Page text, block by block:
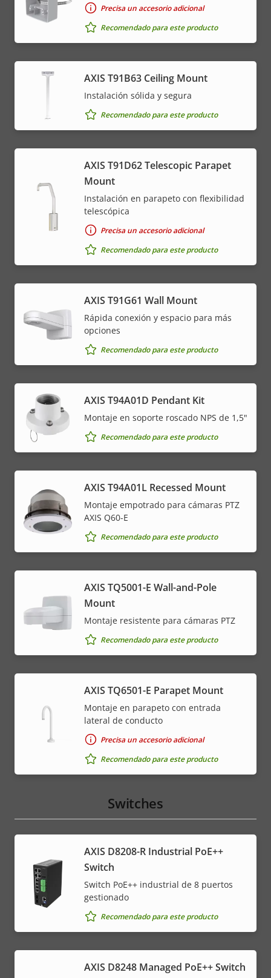
Precisa un accesorio adicional
Recomendado para este producto
AXIS T91B63 Ceiling Mount
Instalación sólida y segura
Recomendado para este producto
AXIS T91D62 Telescopic Parapet
Mount
Instalación en parapeto con flexibilidad
telescópica
Precisa un accesorio adicional
Recomendado para este producto
AXIS T91G61 Wall Mount
Rápida conexión y espacio para más
opciones
Recomendado para este producto
AXIS T94A01D Pendant Kit
Montaje en soporte roscado NPS de 1,5"
Recomendado para este producto
AXIS T94A01L Recessed Mount
Montaje empotrado para cámaras PTZ
AXIS Q60-E
Recomendado para este producto
AXIS TQ5001-E Wall-and-Pole
Mount
Montaje resistente para cámaras PTZ
Recomendado para este producto
AXIS TQ6501-E Parapet Mount
Montaje en parapeto con entrada
lateral de conducto
Precisa un accesorio adicional
Recomendado para este producto
Switches
AXIS D8208-R Industrial PoE++
Switch
Switch PoE++ industrial de 8 puertos
gestionado
Recomendado para este producto
AXIS D8248 Managed PoE++ Switch